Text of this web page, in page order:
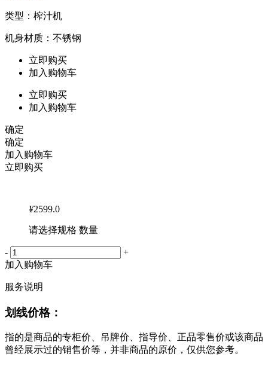
类型：榨汁机
机身材质：不锈钢
立即购买
加入购物车
立即购买
加入购物车
确定
确定
加入购物车
立即购买
¥2599.0
请选择规格 数量
-
+
加入购物车
服务说明
划线价格：
指的是商品的专柜价、吊牌价、指导价、正品零售价或该商品
曾经展示过的销售价等，并非商品的原价，仅供您参考。